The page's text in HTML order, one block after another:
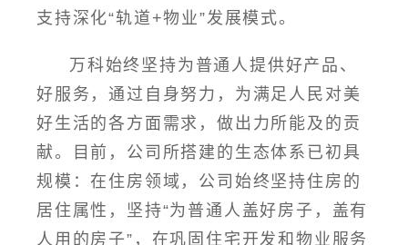
支持深化“轨道+物业”发展模式。
万科始终坚持为普通人提供好产品、
好服务，通过自身努力，为满足人民对美
好生活的各方面需求，做出力所能及的贡
献。目前，公司所搭建的生态体系已初具
规模：在住房领域，公司始终坚持住房的
居住属性，坚持“为普通人盖好房子，盖有
人用的房子”，在巩固住宅开发和物业服务